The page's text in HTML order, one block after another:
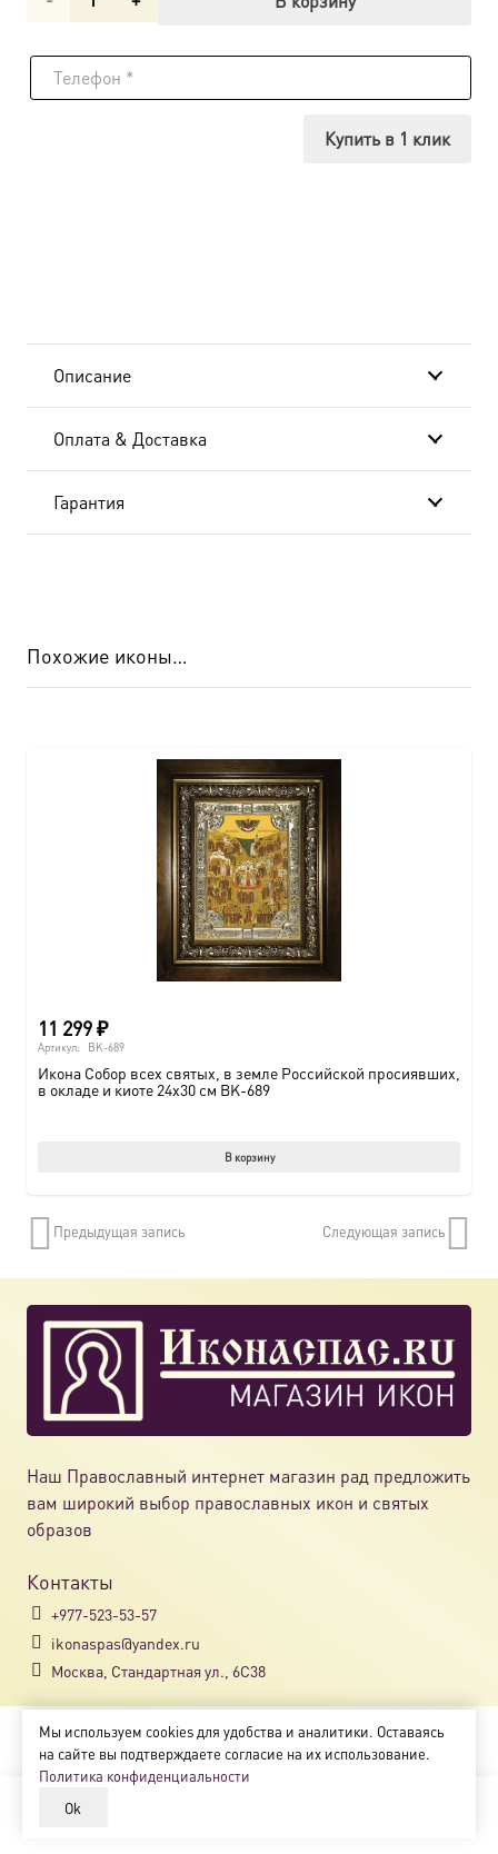
Священномученик
Купить в 1 клик
Описание
Оплата & Доставка
Гарантия
Похожие иконы…
11 299₽
Артикул: BK-689
Икона Собор всех святых, в земле Российской просиявших,
в окладе и киоте 24х30 см BK-689
В корзину
Предыдущая запись Следующая запись
Наш Православный интернет магазин рад предложить
вам широкий выбор православных икон и святых
образов
Контакты
+977-523-53-57
ikonaspas@yandex.ru
Москва, Стандартная ул., 6С38
Copyright © 2018-2025
Магазин православных икон «ikonaspas.ru»
Мы используем cookies для удобства и аналитики. Оставаясь
на сайте вы подтверждаете согласие на их использование.
Политика конфиденциальности
Ok